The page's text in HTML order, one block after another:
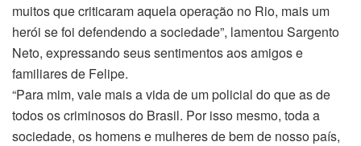
muitos que criticaram aquela operação no Rio, mais um
herói se foi defendendo a sociedade”, lamentou Sargento
Neto, expressando seus sentimentos aos amigos e
familiares de Felipe.
“Para mim, vale mais a vida de um policial do que as de
todos os criminosos do Brasil. Por isso mesmo, toda a
sociedade, os homens e mulheres de bem de nosso país,